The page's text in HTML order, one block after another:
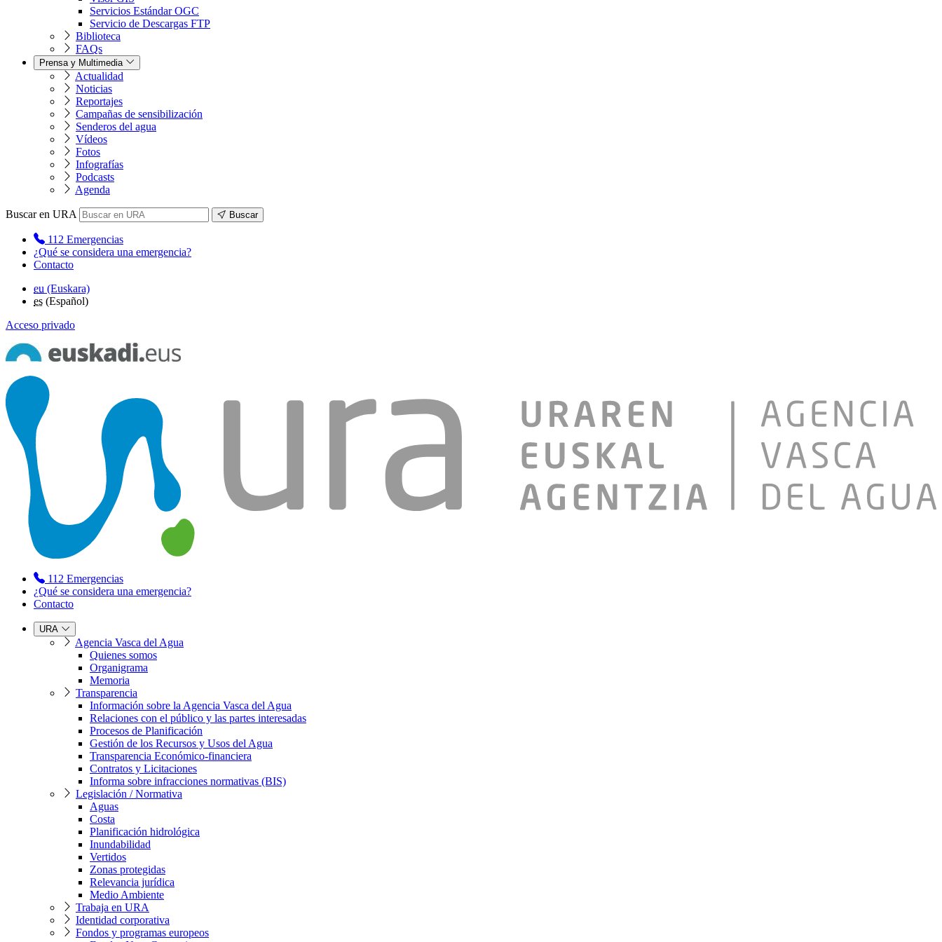
Servicios Estándar OGC
Servicio de Descargas FTP
Biblioteca
FAQs
Prensa y Multimedia
Actualidad
Noticias
Reportajes
Campañas de sensibilización
Senderos del agua
Vídeos
Fotos
Infografías
Podcasts
Agenda
Buscar en URA Buscar
112 Emergencias
¿Qué se considera una emergencia?
Contacto
eu (Euskara)
es (Español)
Acceso privado
112 Emergencias
¿Qué se considera una emergencia?
Contacto
URA
Agencia Vasca del Agua
Quienes somos
Organigrama
Memoria
Transparencia
Información sobre la Agencia Vasca del Agua
Relaciones con el público y las partes interesadas
Procesos de Planificación
Gestión de los Recursos y Usos del Agua
Transparencia Económico-financiera
Contratos y Licitaciones
Informa sobre infracciones normativas (BIS)
Legislación / Normativa
Aguas
Costa
Planificación hidrológica
Inundabilidad
Vertidos
Zonas protegidas
Relevancia jurídica
Medio Ambiente
Trabaja en URA
Identidad corporativa
Fondos y programas europeos